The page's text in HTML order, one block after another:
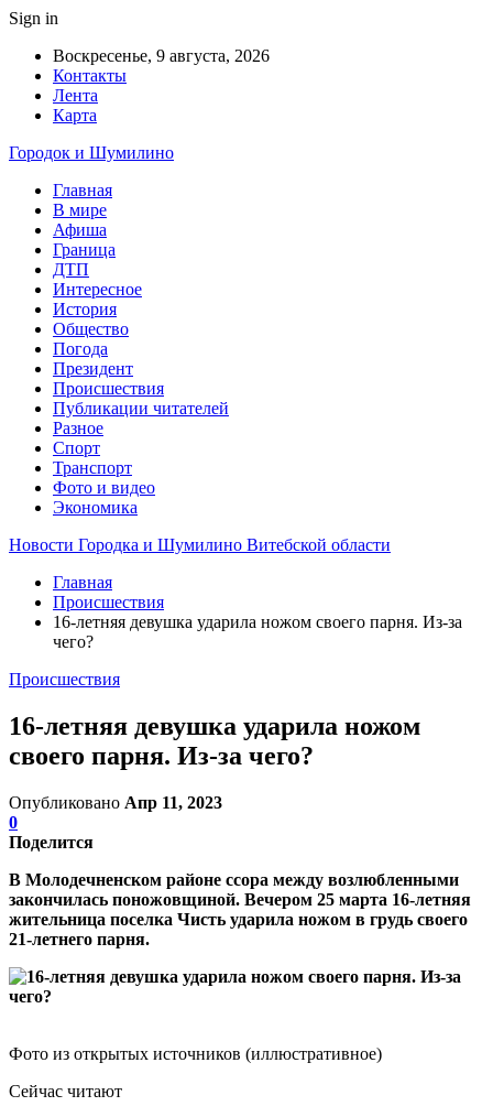
Sign in
Воскресенье, 9 августа, 2026
Контакты
Лента
Карта
Городок и Шумилино
Главная
В мире
Афиша
Граница
ДТП
Интересное
История
Общество
Погода
Президент
Происшествия
Публикации читателей
Разное
Спорт
Транспорт
Фото и видео
Экономика
Новости Городка и Шумилино Витебской области
Главная
Происшествия
16-летняя девушка ударила ножом своего парня. Из-за
чего?
Происшествия
16-летняя девушка ударила ножом
своего парня. Из-за чего?
Опубликовано Апр 11, 2023
0
Поделится
В Молодечненском районе ссора между возлюбленными
закончилась поножовщиной. Вечером 25 марта 16-летняя
жительница поселка Чисть ударила ножом в грудь своего
21-летнего парня.
Фото из открытых источников (иллюстративное)
Сейчас читают